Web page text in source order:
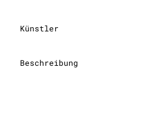
Künstler
Beschreibung